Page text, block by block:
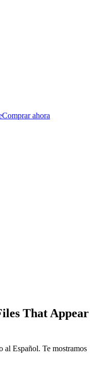
Comprar ahora
That Appear
al Español. Te mostramos